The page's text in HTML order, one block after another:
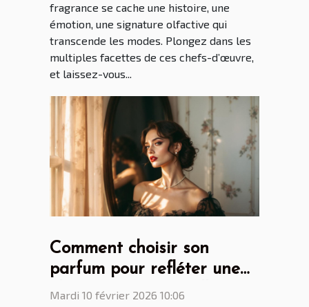
fragrance se cache une histoire, une
émotion, une signature olfactive qui
transcende les modes. Plongez dans les
multiples facettes de ces chefs-d’œuvre,
et laissez-vous...
Comment choisir son
parfum pour refléter une
élégance intemporelle ?
Mardi 10 février 2026 10:06